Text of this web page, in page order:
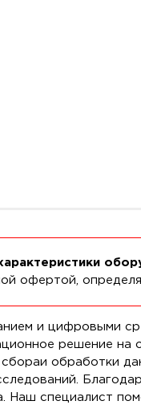
офертой,
и цифровыми
решение на
обработки
Наш специалист